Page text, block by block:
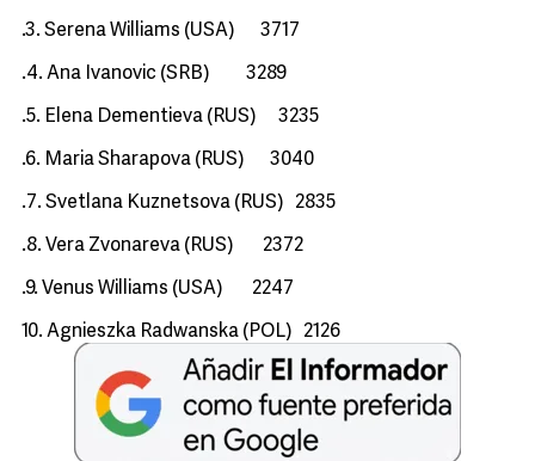
.3. Serena Williams (USA) 3717
.4. Ana Ivanovic (SRB) 3289
.5. Elena Dementieva (RUS) 3235
.6. Maria Sharapova (RUS) 3040
.7. Svetlana Kuznetsova (RUS) 2835
.8. Vera Zvonareva (RUS) 2372
.9. Venus Williams (USA) 2247
10. Agnieszka Radwanska (POL) 2126